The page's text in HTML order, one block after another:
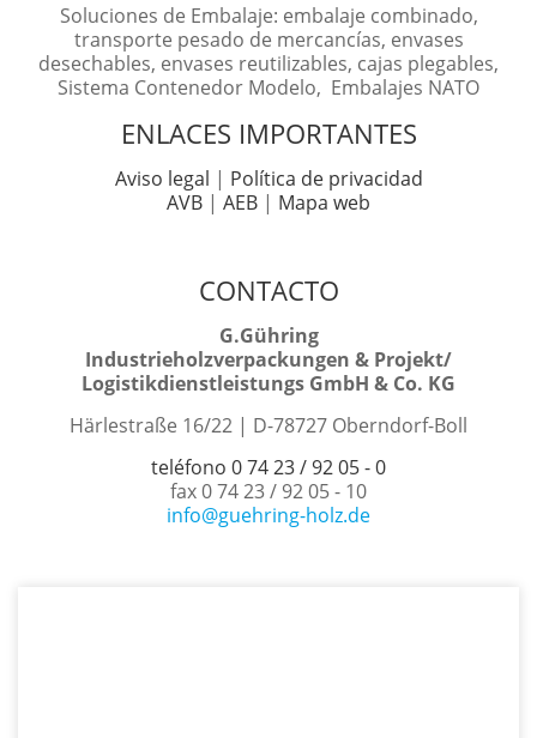
Soluciones de Embalaje: embalaje combinado,
transporte pesado de mercancías, envases
desechables, envases reutilizables, cajas plegables,
Sistema Contenedor Modelo, Embalajes NATO
ENLACES IMPORTANTES
Aviso legal | Política de privacidad
AVB | AEB | Mapa web
CONTACTO
G.Gühring
Industrieholzverpackungen & Projekt/
Logistikdienstleistungs GmbH & Co. KG
Härlestraße 16/22 | D-78727 Oberndorf-Boll
teléfono 0 74 23 / 92 05 - 0
fax 0 74 23 / 92 05 - 10
info@guehring-holz.de